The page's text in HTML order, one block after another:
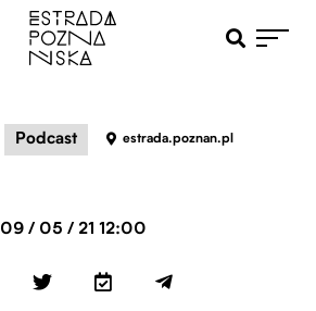
Otwiera pole
Podcast estrada.poznan.pl
09 / 05 / 21 12:00